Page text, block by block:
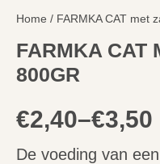
Home / FARMKA CAT met
FARMKA CAT
800GR
€2,40–€3,50
De voeding van